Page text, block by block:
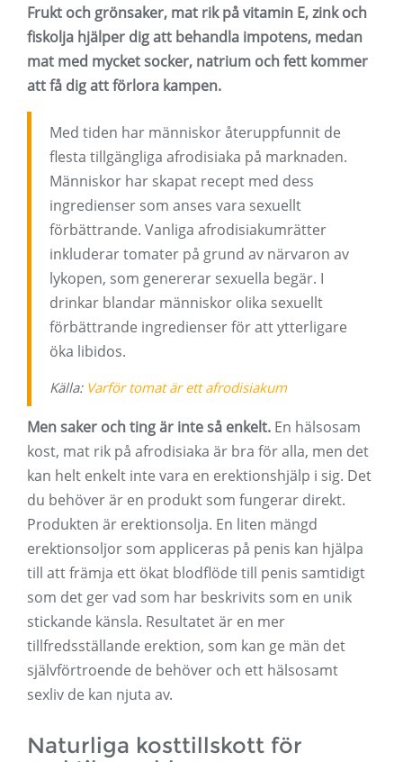
Frukt och grönsaker, mat rik på vitamin E, zink och
fiskolja hjälper dig att behandla impotens, medan
mat med mycket socker, natrium och fett kommer
att få dig att förlora kampen.
Med tiden har människor återuppfunnit de
flesta tillgängliga afrodisiaka på marknaden.
Människor har skapat recept med dess
ingredienser som anses vara sexuellt
förbättrande. Vanliga afrodisiakumrätter
inkluderar tomater på grund av närvaron av
lykopen, som genererar sexuella begär. I
drinkar blandar människor olika sexuellt
förbättrande ingredienser för att ytterligare
öka libidos.
Källa: Varför tomat är ett afrodisiakum
Men saker och ting är inte så enkelt. En hälsosam
kost, mat rik på afrodisiaka är bra för alla, men det
kan helt enkelt inte vara en erektionshjälp i sig. Det
du behöver är en produkt som fungerar direkt.
Produkten är erektionsolja. En liten mängd
erektionsoljor som appliceras på penis kan hjälpa
till att främja ett ökat blodflöde till penis samtidigt
som det ger vad som har beskrivits som en unik
stickande känsla. Resultatet är en mer
tillfredsställande erektion, som kan ge män det
självförtroende de behöver och ett hälsosamt
sexliv de kan njuta av.
Naturliga kosttillskott för